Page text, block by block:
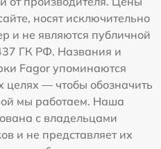
носят исключительно
и не являются публичной
ГК РФ. Названия и
Fagor упоминаются
— чтобы обозначить
мы работаем. Наша
с владельцами
и не представляет их